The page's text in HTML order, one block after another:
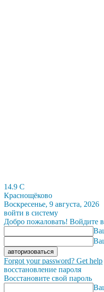
14.9 C
Краснощёково
Воскресенье, 9 августа, 2026
войти в систему
Добро пожаловать! Войдите
Forgot your password? Get help
восстановление пароля
Восстановите свой пароль